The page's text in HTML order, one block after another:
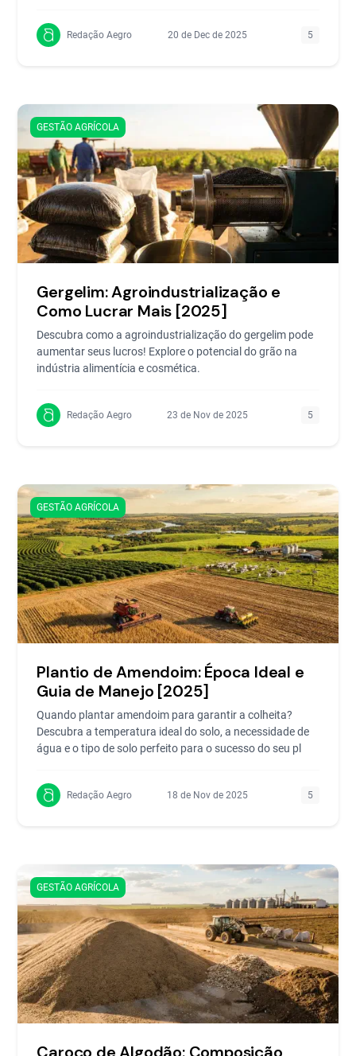
Redação Aegro 20 de Dec de 2025 5
GESTÃO AGRÍCOLA
Gergelim: Agroindustrialização e
Como Lucrar Mais [2025]
Descubra como a agroindustrialização do gergelim pode
aumentar seus lucros! Explore o potencial do grão na
indústria alimentícia e cosmética.
Redação Aegro 23 de Nov de 2025 5
GESTÃO AGRÍCOLA
Plantio de Amendoim: Época Ideal e
Guia de Manejo [2025]
Quando plantar amendoim para garantir a colheita?
Descubra a temperatura ideal do solo, a necessidade de
água e o tipo de solo perfeito para o sucesso do seu pl
Redação Aegro 18 de Nov de 2025 5
GESTÃO AGRÍCOLA
Caroço de Algodão: Composição